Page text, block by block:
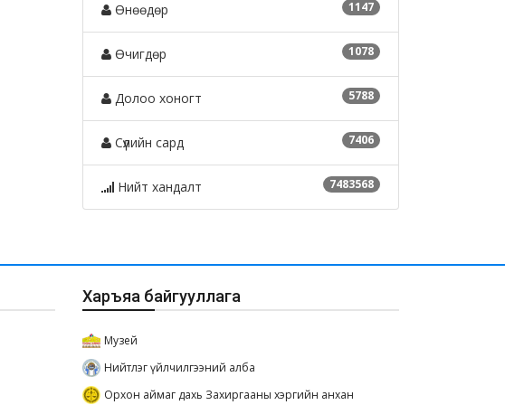
1147
Өнөөдөр
1078
Өчигдөр
5788
Долоо хоногт
7406
Сүүлийн сард
7483568
Нийт хандалт
Харъяа байгууллага
Музей
Нийтлэг үйлчилгээний алба
Орхон аймаг дахь Захиргааны хэргийн анхан